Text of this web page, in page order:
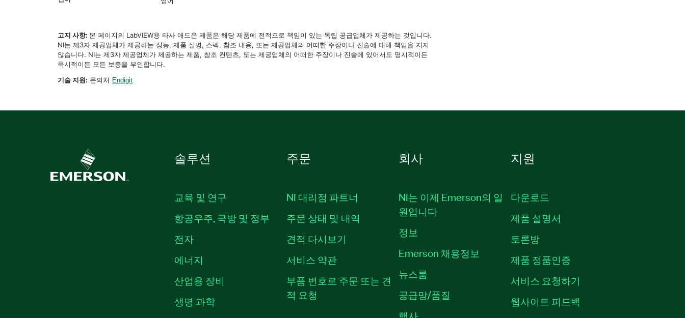
고지 사항: 본 페이지의 LabVIEW용 타사 애드온 제품은 해당 제품에 전적으로 책임이 있는 독립 공급업체가 제공하는 것입니다.
NI는 제3자 제공업체가 제공하는 성능, 제품 설명, 스펙, 참조 내용, 또는 제공업체의 어떠한 주장이나 진술에 대해 책임을 지지
않습니다. NI는 제3자 제공업체가 제공하는 제품, 참조 컨텐츠, 또는 제공업체의 어떠한 주장이나 진술에 있어서도 명시적이든
묵시적이든 모든 보증을 부인합니다.
기술 지원: 문의처 Endigit
솔루션
교육 및 연구
항공우주, 국방 및 정부
전자
에너지
산업용 장비
생명 과학
주문
NI 대리점 파트너
주문 상태 및 내역
견적 다시보기
서비스 약관
부품 번호로 주문 또는 견
적 요청
회사
NI는 이제 Emerson의 일
원입니다
정보
Emerson 채용정보
뉴스룸
공급망/품질
행사
지원
다운로드
제품 설명서
토론방
제품 정품인증
서비스 요청하기
웹사이트 피드백